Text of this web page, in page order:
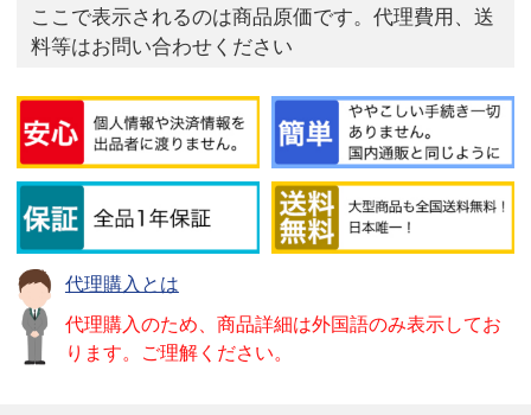
ここで表示されるのは商品原価です。代理費用、送
料等はお問い合わせください
代理購入とは
代理購入のため、商品詳細は外国語のみ表示してお
ります。ご理解ください。